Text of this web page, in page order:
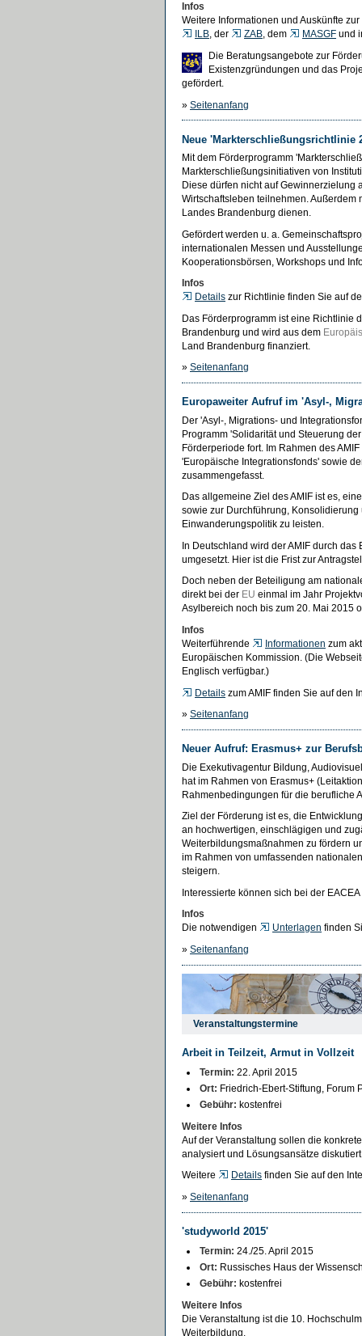
Infos
Weitere Informationen und Auskünfte
ILB, der ZAB, dem MASGF und
Die Beratungsangebote zur
Existenzgründungen und das
gefördert.
» Seitenanfang
Neue 'Markterschließungsrichtlinie
Mit dem Förderprogramm
Markterschließungsinitiativen von
Diese dürfen nicht auf
Wirtschaftsleben teilnehmen.
Landes Brandenburg dienen.
Gefördert werden u. a.
internationalen Messen und
Kooperationsbörsen, Workshops und
Infos
Details zur Richtlinie finden Sie auf
Das Förderprogramm ist eine Richtlinie
Brandenburg und wird aus dem
Land Brandenburg finanziert.
» Seitenanfang
Europaweiter Aufruf im 'Asyl-,
Der 'Asyl-, Migrations- und
Programm 'Solidarität und Steuerung
Förderperiode fort. Im Rahmen des
'Europäische Integrationsfonds' sowie
zusammengefasst.
Das allgemeine Ziel des AMIF ist es,
sowie zur Durchführung,
Einwanderungspolitik zu leisten.
In Deutschland wird der AMIF durch
umgesetzt. Hier ist die Frist zur
Doch neben der Beteiligung am
direkt bei der EU einmal im Jahr
Asylbereich noch bis zum 20. Mai 2015
Infos
Weiterführende
Informationen zum
Europäischen Kommission. (Die
Englisch verfügbar.)
Details zum AMIF finden Sie auf den
» Seitenanfang
Neuer Aufruf: Erasmus+ zur
Die Exekutivagentur Bildung,
hat im Rahmen von Erasmus+
Rahmenbedingungen für die berufliche
Ziel der Förderung ist es, die
an hochwertigen, einschlägigen und
Weiterbildungsmaßnahmen zu fördern
im Rahmen von umfassenden
steigern.
Interessierte können sich bei der
Infos
Die notwendigen
Unterlagen finden
» Seitenanfang
Veranstaltungstermine
Arbeit in Teilzeit, Armut in Vollzeit
Termin: 22. April 2015
Ort: Friedrich-Ebert-Stiftung, Forum
Gebühr: kostenfrei
Weitere Infos
Auf der Veranstaltung sollen die
analysiert und Lösungsansätze
Weitere
Details finden Sie auf den
» Seitenanfang
'studyworld 2015'
Termin: 24./25. April 2015
Ort: Russisches Haus der
Gebühr: kostenfrei
Weitere Infos
Die Veranstaltung ist die 10.
Weiterbildung.